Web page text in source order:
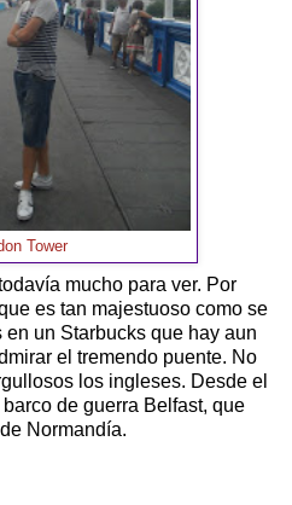
Tower
mucho para ver. Por
es tan majestuoso como se
un Starbucks que hay aun
el tremendo puente. No
los ingleses. Desde el
de guerra Belfast, que
Normandía.